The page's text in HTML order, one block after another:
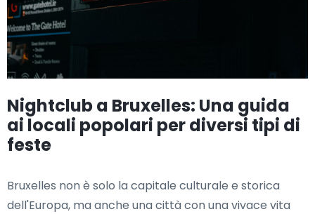
Nightclub a Bruxelles: Una guida
ai locali popolari per diversi tipi di
feste
Bruxelles non è solo la capitale culturale e storica
dell'Europa, ma anche una città con una vivace vita